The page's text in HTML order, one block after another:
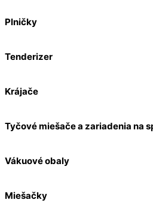
Plničky
Tenderizer
Krájače
Tyčové miešače a zariadenia na
Vákuové obaly
Miešačky